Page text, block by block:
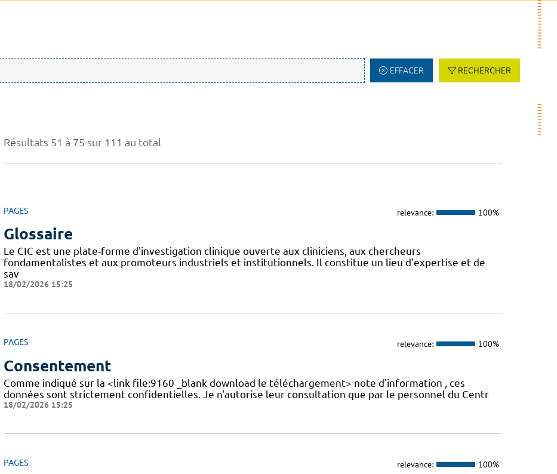
EFFACER RECHERCHER
Résultats 51 à 75 sur 111 au total
PAGES relevance: 100%
Glossaire
Le CIC est une plate-forme d'investigation clinique ouverte aux cliniciens, aux chercheurs
fondamentalistes et aux promoteurs industriels et institutionnels. Il constitue un lieu d'expertise et de
sav
18/02/2026 15:25
PAGES relevance: 100%
Consentement
Comme indiqué sur la <link file:9160 _blank download le téléchargement> note d'information , ces
données sont strictement confidentielles. Je n'autorise leur consultation que par le personnel du Centr
18/02/2026 15:25
PAGES relevance: 100%